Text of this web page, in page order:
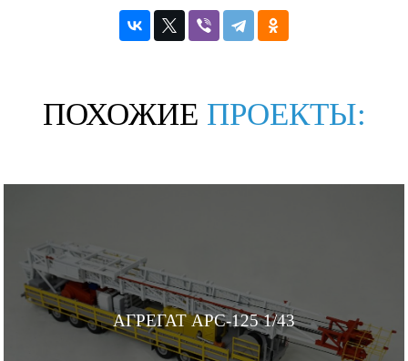
ПОХОЖИЕ ПРОЕКТЫ:
АГРЕГАТ АРС-125 1/43